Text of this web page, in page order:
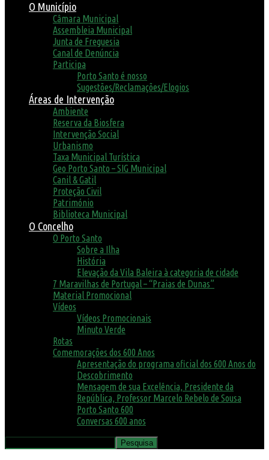
O Município
Câmara Municipal
Assembleia Municipal
Junta de Freguesia
Canal de Denúncia
Participa
Porto Santo é nosso
Sugestões/Reclamações/Elogios
Áreas de Intervenção
Ambiente
Reserva da Biosfera
Intervenção Social
Urbanismo
Taxa Municipal Turística
Geo Porto Santo – SIG Municipal
Canil & Gatil
Proteção Civil
Património
Biblioteca Municipal
O Concelho
O Porto Santo
Sobre a Ilha
História
Elevação da Vila Baleira à categoria de cidade
7 Maravilhas de Portugal – “Praias de Dunas”
Material Promocional
Vídeos
Vídeos Promocionais
Minuto Verde
Rotas
Comemorações dos 600 Anos
Apresentação do programa oficial dos 600 Anos do
Descobrimento
Mensagem de sua Excelência, Presidente da
República, Professor Marcelo Rebelo de Sousa
Porto Santo 600
Conversas 600 anos